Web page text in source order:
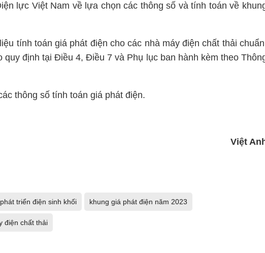
lực Việt Nam về lựa chọn các thông số và tính toán về
tính toán giá phát điện cho các nhà máy điện chất thải
quy định tại Điều 4, Điều 7 và Phụ lục ban hành kèm theo
thông số tính toán giá phát điện.
Việt
phát triển điện sinh khối khung giá phát điện năm 2023
điện chất thải